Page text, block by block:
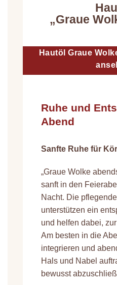
„Graue
Hautöl Graue
Ruhe und
Abend
Sanfte Ruhe für
„Graue Wolke
sanft in den
Nacht. Die
unterstützen ein
und helfen dabei,
Am besten in die
integrieren und
Hals und Nabel
bewusst